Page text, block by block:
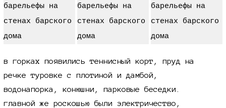
в горках появились теннисный корт, пруд на
речке туровке с плотиной и дамбой,
водонапорка, конюшни, парковые беседки.
главной же роскошью были электричество,